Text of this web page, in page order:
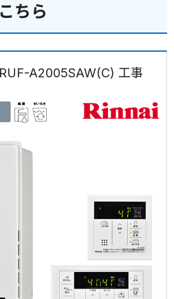
ちら
A2005SAW(C) 工事